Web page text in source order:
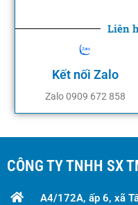
Liên
Kết nối Zalo
Zalo 0909 672 858
CÔNG TY TNHH SX
A4/172A, ấp 6, xã